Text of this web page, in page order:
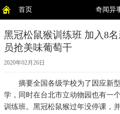
首页 奇闻异
黑冠松鼠猴训练班 加入8
员抢美味葡萄干
2020年02月26日
摘要全国各级学校为了因应新
学，同时在台北市立动物园也有一
训练班。黑冠松鼠猴过年没停课，